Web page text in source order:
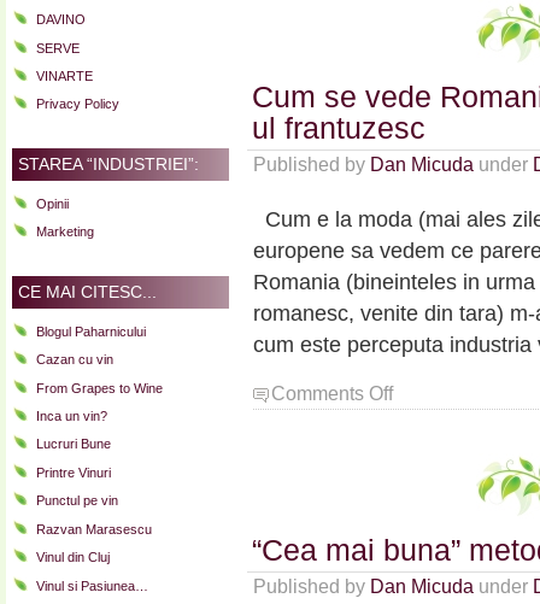
DAVINO
SERVE
VINARTE
Privacy Policy
STAREA “INDUSTRIEI”:
Opinii
Marketing
CE MAI CITESC...
Blogul Paharnicului
Cazan cu vin
From Grapes to Wine
Inca un vin?
Lucruri Bune
Printre Vinuri
Punctul pe vin
Razvan Marasescu
Vinul din Cluj
Vinul si Pasiunea…
Galamus
Cum se vede
ul frantuzesc
Published by Dan Micuda under
Cum e la moda (mai ales
europene sa vedem ce
Romania (bineinteles in
romanesc, venite din tara)
cum este perceputa
Comments Offon
Cum
Languedoc-
ul
frantuzesc
“Cea mai buna”
Published by Dan Micuda under